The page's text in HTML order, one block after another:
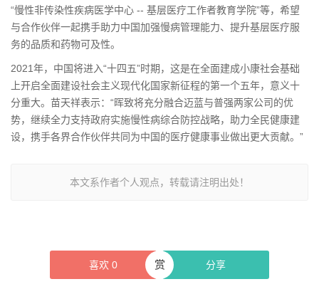
“慢性非传染性疾病医学中心 -- 基层医疗工作者教育学院”等，希望
与合作伙伴一起携手助力中国加强慢病管理能力、提升基层医疗服
务的品质和药物可及性。
2021年，中国将进入“十四五”时期，这是在全面建成小康社会基础
上开启全面建设社会主义现代化国家新征程的第一个五年，意义十
分重大。苗天祥表示：“晖致将充分融合迈蓝与普强两家公司的优
势，继续全力支持政府实施慢性病综合防控战略，助力全民健康建
设，携手各界合作伙伴共同为中国的医疗健康事业做出更大贡献。”
本文系作者个人观点，转载请注明出处！
喜欢 0 分享
赏